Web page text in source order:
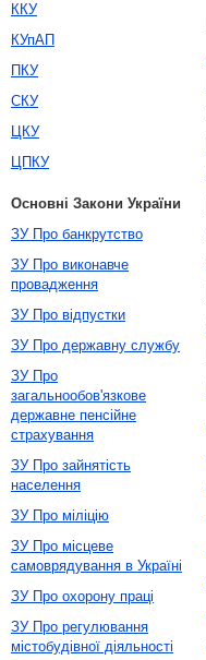
ККУ
КУпАП
ПКУ
СКУ
ЦКУ
ЦПКУ
Основні Закони України
ЗУ Про банкрутство
ЗУ Про виконавче
провадження
ЗУ Про відпустки
ЗУ Про державну службу
ЗУ Про
загальнообов'язкове
державне пенсійне
страхування
ЗУ Про зайнятість
населення
ЗУ Про міліцію
ЗУ Про місцеве
самоврядування в Україні
ЗУ Про охорону праці
ЗУ Про регулювання
містобудівної діяльності